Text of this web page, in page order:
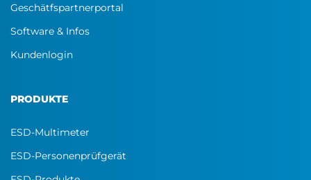
Geschätfspartnerportal
Software & Infos
Kundenlogin
PRODUKTE
ESD-Multimeter
ESD-Personenprüfgerät